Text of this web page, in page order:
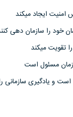
امنیت ایجاد میکند
خود را سازمان دهی
تقویت میکند
مسئول است
و یادگیری سازمانی